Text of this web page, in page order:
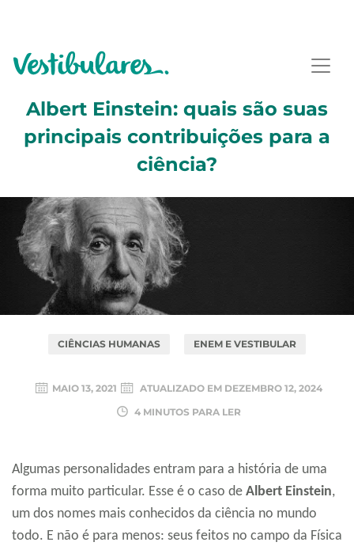
Albert Einstein: quais são suas
principais contribuições para a
ciência?
CIÊNCIAS HUMANAS ENEM E VESTIBULAR
MAIO 13, 2021 ATUALIZADO EM DEZEMBRO 12, 2024
4 MINUTOS PARA LER
Algumas personalidades entram para a história de uma
forma muito particular. Esse é o caso de Albert Einstein,
um dos nomes mais conhecidos da ciência no mundo
todo. E não é para menos: seus feitos no campo da Física